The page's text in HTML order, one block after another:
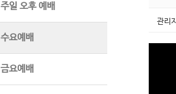
주일 오후 예배
수요예배
금요예배
관리